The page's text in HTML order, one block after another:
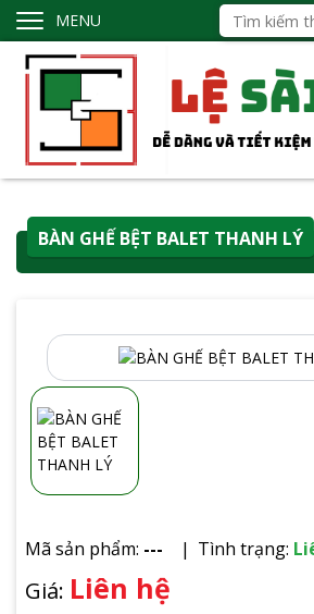
MENU
BÀN GHẾ BỆT BALET THANH LÝ
Mã sản phẩm: --- Tình trạng:
Giá: Liên hệ